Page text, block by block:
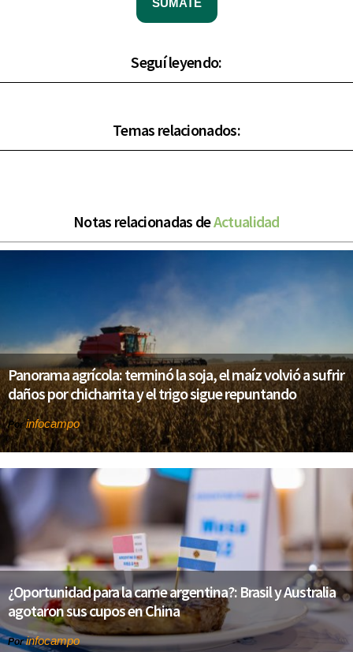
SUMATE
Seguí leyendo:
Temas relacionados:
Notas relacionadas deActualidad
Panorama agrícola: terminó la soja, el maíz volvió a sufrir
daños por chicharrita y el trigo sigue repuntando
Porinfocampo
¿Oportunidad para la carne argentina?: Brasil y Australia
agotaron sus cupos en China
Porinfocampo